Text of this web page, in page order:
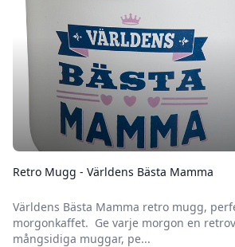
Retro Mugg - Världens Bästa Mamma
Världens Bästa Mamma retro mugg,
morgonkaffet. Ge varje morgon en
mångsidiga muggar, pe...